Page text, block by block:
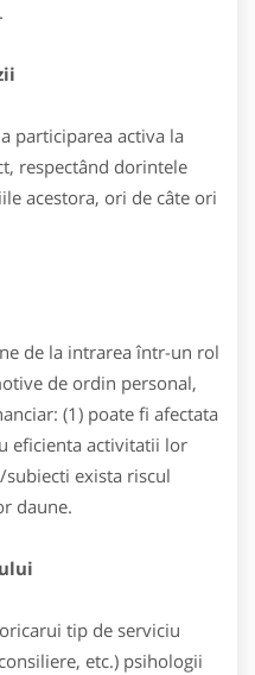
participarea activa la
respectând dorintele
acestora, ori de câte ori
de la intrarea într-un rol
de ordin personal,
(1) poate fi afectata
eficienta activitatii lor
exista riscul
daune.
tip de serviciu
etc.) psihologii